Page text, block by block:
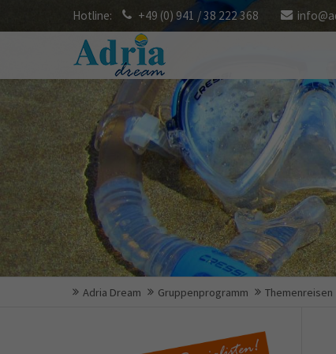
Hotline: +49 (0) 941 / 38 222 368
Adria Dream Gruppenprogramm Themenreisen